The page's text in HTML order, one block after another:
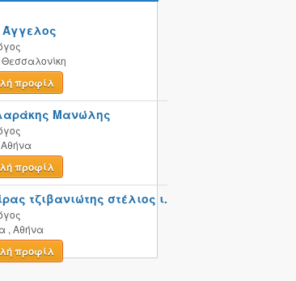
Άγγελος
Θεσσαλονίκη
προφίλ
Μανώλης
Αθήνα
προφίλ
τζιβανιώτης στέλιος ι.
, Αθήνα
προφίλ